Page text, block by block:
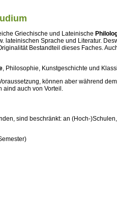
Griechische und Lateinische
lateinischen Sprache und Literatur.
Bestandteil dieses Faches.
, Philosophie, Kunstgeschichte und
können aber während
aind auch von Vorteil.
sind beschränkt: an (Hoch-